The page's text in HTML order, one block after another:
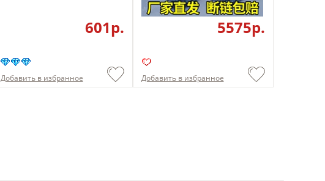
601p.
Добавить в избранное
5575p.
Добавить в избранное